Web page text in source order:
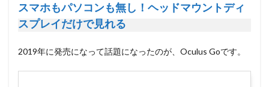
スマホもパソコンも無し！ヘッドマウントディ
スプレイだけで見れる
2019年に発売になって話題になったのが、Oculus Goです。